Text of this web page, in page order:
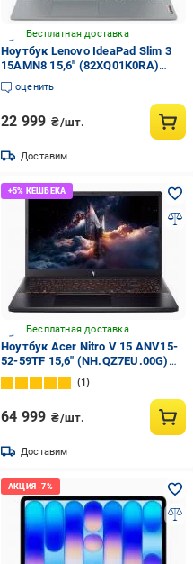
Бесплатная доставка
Ноутбук Lenovo IdeaPad Slim 3
15AMN8 15,6" (82XQ01K0RA)
arctic grey
оценить
22 999 ₴/шт.
Доставим
Бесплатная доставка
Ноутбук Acer Nitro V 15 ANV15-
52-59TF 15,6" (NH.QZ7EU.00G)
obsidian black
1
64 999 ₴/шт.
Доставим